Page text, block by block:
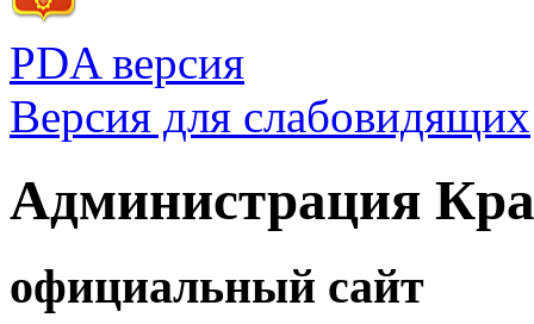
PDA версия
Версия для слабовидящих
Администрация
официальный сайт